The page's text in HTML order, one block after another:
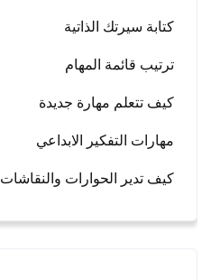
كتابة سيرتك الذاتية
ترتيب قائمة المهام
كيف تتعلم مهارة جديدة
مهارات التفكير الابداعي
كيف تدير الحوارات والنقاشات